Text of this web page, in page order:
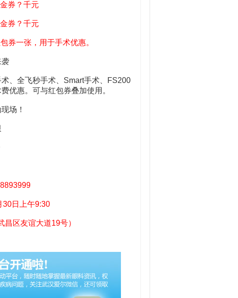
券？千元
券？千元
一张，用于手术优惠。
、全飞秒手术、Smart手术、FS200
优惠。可与红包券叠加使用。
场！
日上午9:30
区友谊大道19号）